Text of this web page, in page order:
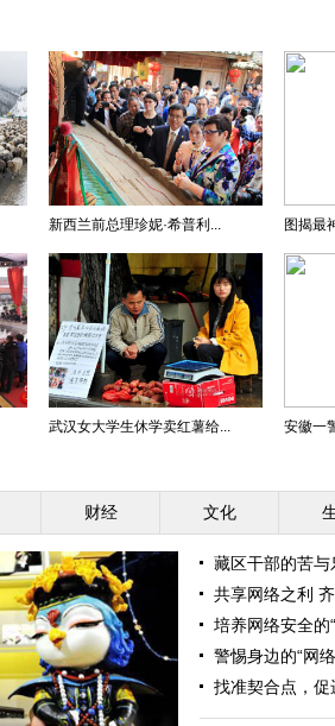
新西兰前总理珍妮·希普利... 图揭最
武汉女大学生休学卖红薯给... 安徽一
财经 文化
藏区干部的苦与
共享网络之利
培养网络安全的
警惕身边的“网
找准契合点，